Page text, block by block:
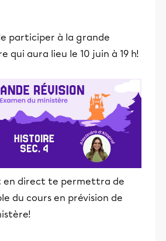
participer à la grande
qui aura lieu le 10 juin à 19 h!
en direct te permettra de
du cours en prévision de